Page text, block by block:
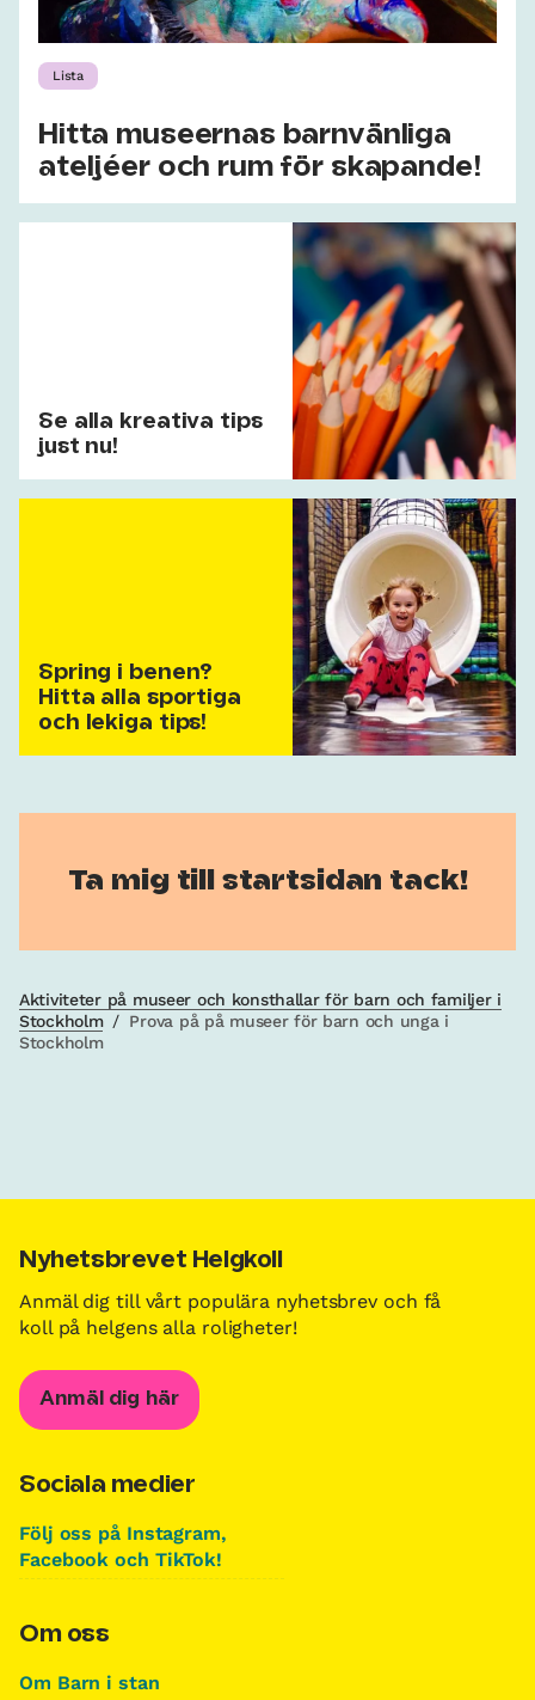
Lista
Hitta museernas barnvänliga
ateljéer och rum för skapande!
Se alla kreativa tips
just nu!
Spring i benen?
Hitta alla sportiga
och lekiga tips!
Ta mig till startsidan tack!
Aktiviteter på museer och konsthallar för barn och familjer i
Stockholm / Prova på på museer för barn och unga i
Stockholm
Nyhetsbrevet Helgkoll
Anmäl dig till vårt populära nyhetsbrev och få
koll på helgens alla roligheter!
Anmäl dig här
Sociala medier
Följ oss på Instagram,
Facebook och TikTok!
Om oss
Om Barn i stan